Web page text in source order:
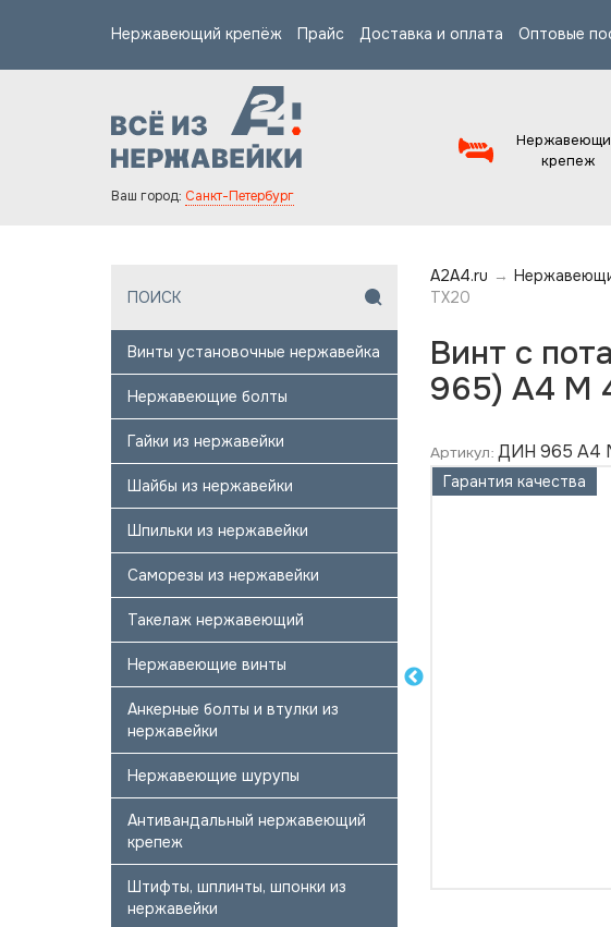
Нержавеющий крепёж Прайс Доставка и оплата Оптовые
Ваш город: Санкт-Петербург
крепеж
Винты установочные нержавейка
Нержавеющие болты
Гайки из нержавейки
Шайбы из нержавейки
Шпильки из нержавейки
Саморезы из нержавейки
Такелаж нержавеющий
Нержавеющие винты
Анкерные болты и втулки из
нержавейки
Нержавеющие шурупы
Антивандальный нержавеющий
крепеж
Штифты, шплинты, шпонки из
нержавейки
A2A4.ru →
TX20
Винт с
965) А4 M
Артикул:ДИН 965 А4
Гарантия качества